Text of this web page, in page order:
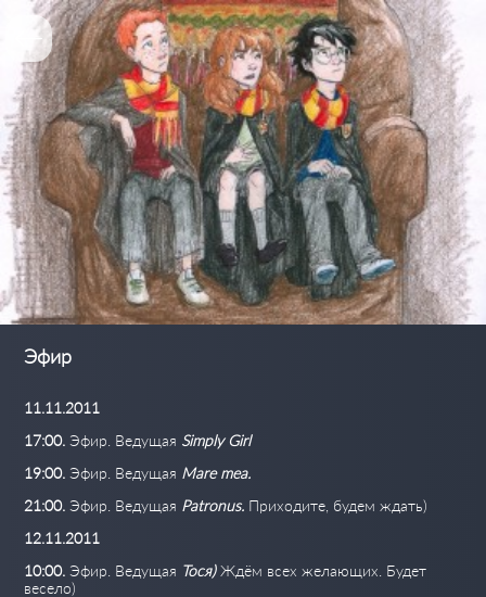
Эфир
11.11.2011
17:00. Эфир. Ведущая Simply Girl
19:00. Эфир. Ведущая Mare mea.
21:00. Эфир. Ведущая Patronus. Приходите, будем ждать)
12.11.2011
10:00. Эфир. Ведущая Тося)Ждём всех желающих. Будет
весело)